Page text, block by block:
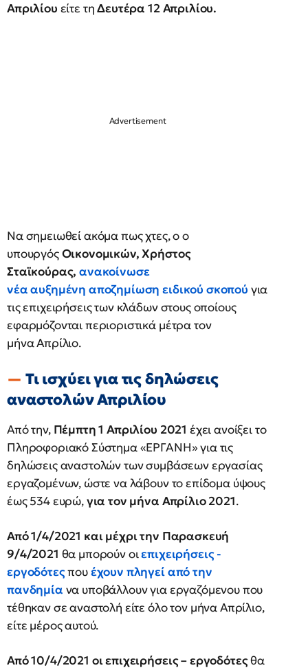
Απριλίου είτε τηΔευτέρα 12 Απριλίου.
Να σημειωθεί ακόμα πως χτες, ο ο
υπουργόςΟικονομικών, Χρήστος
Σταϊκούρας,ανακοίνωσε
νέα αυξημένη αποζημίωση ειδικού σκοπού για
τις επιχειρήσεις των κλάδων στους οποίους
εφαρμόζονται περιοριστικά μέτρα τον
μήνα Απρίλιο.
Τι ισχύει για τις δηλώσεις
αναστολών Απριλίου
Από την, Πέμπτη 1 Απριλίου 2021 έχει ανοίξει το
Πληροφοριακό Σύστημα «ΕΡΓΑΝΗ» για τις
δηλώσεις αναστολών των συμβάσεων εργασίας
εργαζομένων, ώστε να λάβουν το επίδομα ύψους
έως 534 ευρώ,για τον μήνα Απρίλιο 2021.
Από 1/4/2021 και μέχρι την Παρασκευή
9/4/2021 θα μπορούν οιεπιχειρήσεις -
εργοδότεςπουέχουν πληγεί από την
πανδημία να υποβάλλουν για εργαζόμενου που
τέθηκαν σε αναστολή είτε όλο τον μήνα Απρίλιο,
είτε μέρος αυτού.
Από 10/4/2021 οι επιχειρήσεις – εργοδότεςθα